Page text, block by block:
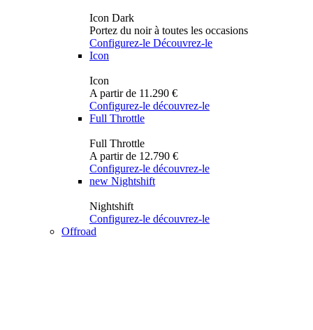
Icon Dark
Portez du noir à toutes les occasions
Configurez-le Découvrez-le
Icon
Icon
A partir de 11.290 €
Configurez-le découvrez-le
Full Throttle
Full Throttle
A partir de 12.790 €
Configurez-le découvrez-le
new Nightshift
Nightshift
Configurez-le découvrez-le
Offroad